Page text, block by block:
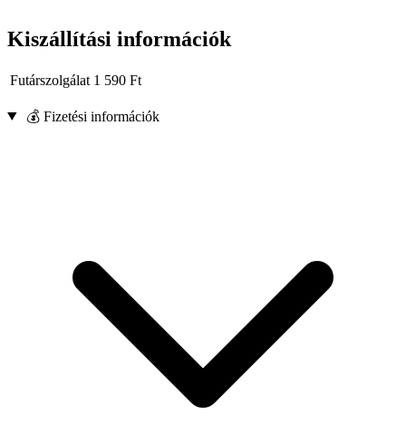
Kiszállítási információk
Futárszolgálat 1 590 Ft
💰 Fizetési információk